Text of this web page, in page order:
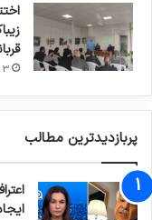
3 می 2025
پربازدیدترین مطالب